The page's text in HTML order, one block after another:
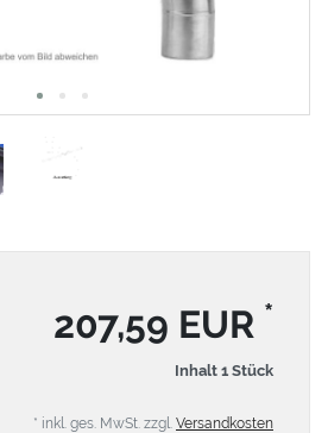
207,59 EUR *
Inhalt 1 Stück
* inkl. ges. MwSt. zzgl. Versandkosten